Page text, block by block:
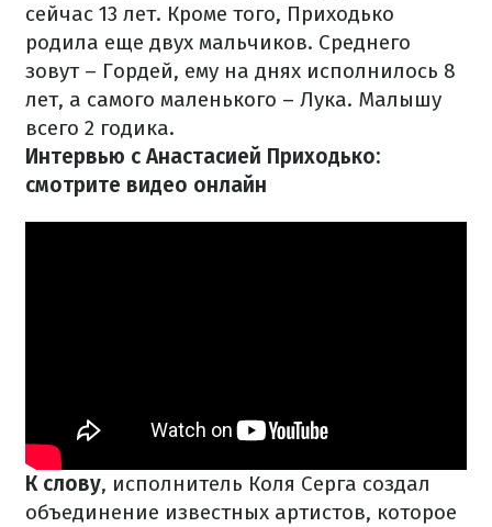
сейчас 13 лет. Кроме того, Приходько
родила еще двух мальчиков. Среднего
зовут – Гордей, ему на днях исполнилось 8
лет, а самого маленького – Лука. Малышу
всего 2 годика.
Интервью с Анастасией Приходько:
смотрите видео онлайн
К слову, исполнитель Коля Серга создал
объединение известных артистов, которое